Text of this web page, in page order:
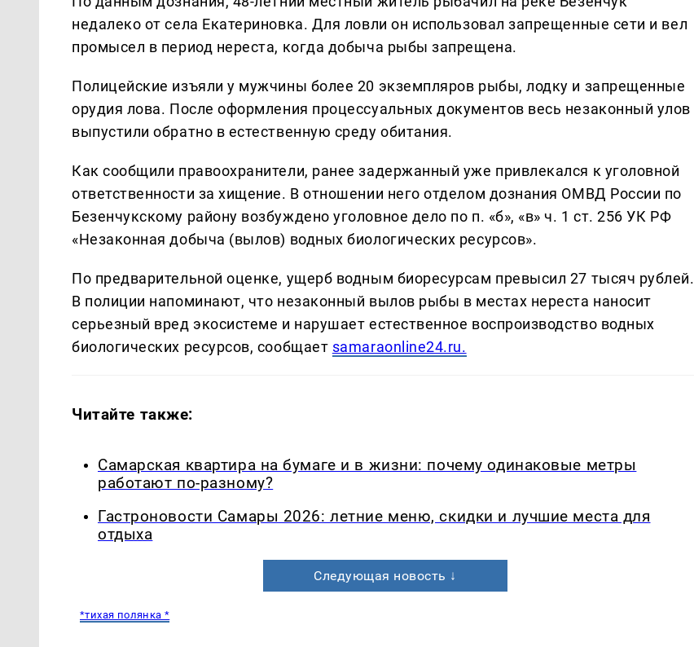
недалеко от села Екатериновка. Для ловли он использовал запрещенные сети и вел
промысел в период нереста, когда добыча рыбы запрещена.
Полицейские изъяли у мужчины более 20 экземпляров рыбы, лодку и запрещенные
орудия лова. После оформления процессуальных документов весь незаконный улов
выпустили обратно в естественную среду обитания.
Как сообщили правоохранители, ранее задержанный уже привлекался к уголовной
ответственности за хищение. В отношении него отделом дознания ОМВД России по
Безенчукскому району возбуждено уголовное дело по п. «б», «в» ч. 1 ст. 256 УК РФ
«Незаконная добыча (вылов) водных биологических ресурсов».
По предварительной оценке, ущерб водным биоресурсам превысил 27 тысяч рублей.
В полиции напоминают, что незаконный вылов рыбы в местах нереста наносит
серьезный вред экосистеме и нарушает естественное воспроизводство водных
биологических ресурсов, сообщает samaraonline24.ru.
Читайте также:
Самарская квартира на бумаге и в жизни: почему одинаковые метры
работают по-разному?
Гастроновости Самары 2026: летние меню, скидки и лучшие места для
отдыха
Следующая новость ↓
*тихая полянка *